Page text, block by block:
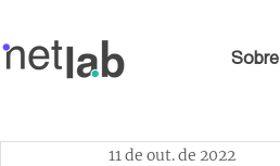
Sobre
11 de out. de 2022